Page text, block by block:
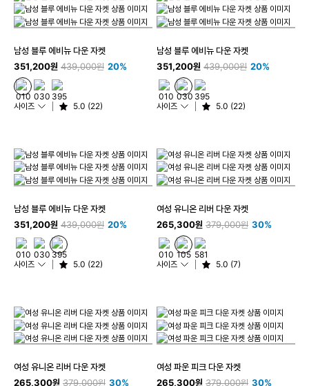
남성 블루 에비뉴 다운 자켓
351,200원 439,000원 20%
사이즈 5.0 (22)
남성 블루 에비뉴 다운 자켓
351,200원 439,000원 20%
사이즈 5.0 (22)
남성 블루 에비뉴 다운 자켓
351,200원 439,000원 20%
사이즈 5.0 (22)
여성 유니온 리버 다운 자켓
265,300원 379,000원 30%
사이즈 5.0 (7)
여성 유니온 리버 다운 자켓
265,300원 379,000원 30%
여성 파운 피크 다운 자켓
265,300원 379,000원 30%